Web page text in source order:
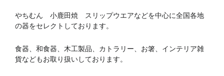
やちむん 小鹿田焼 スリップウエアなどを中心に全国各地
の器をセレクトしております。
食器、和食器、木工製品、カトラリー、お箸、インテリア雑
貨などもお取り扱いしております。